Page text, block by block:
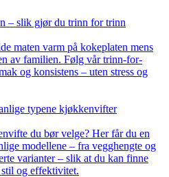
– slik gjør du trinn for trinn
maten varm på kokeplaten mens
av familien. Følg vår trinn-for-
og konsistens – uten stress og
typene kjøkkenvifter
du bør velge? Her får du en
modellene – fra vegghengte og
varianter – slik at du kan finne
og effektivitet.